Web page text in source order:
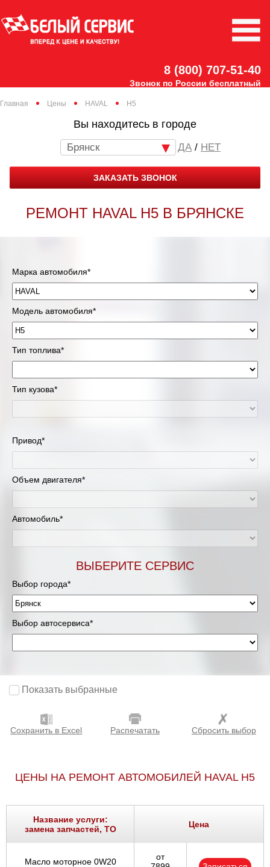
8 (800) 707-51-40
Звонок по России бесплатный
Главная Цены HAVAL H5
Вы находитесь в городе
Брянск / НЕТ
ЗАКАЗАТЬ ЗВОНОК
РЕМОНТ HAVAL H5 В БРЯНСКЕ
Марка автомобиля*
Модель автомобиля*
Тип топлива*
Тип кузова*
Привод*
Объем двигателя*
Автомобиль*
ВЫБЕРИТЕ СЕРВИС
Выбор города*
Выбор автосервиса*
Показать выбранные
Сохранить в Excel Распечатать Сбросить выбор
ЦЕНЫ НА РЕМОНТ АВТОМОБИЛЕЙ HAVAL H5
Название услуги:
замена запчастей, ТО
Цена
Масло моторное 0W20
от